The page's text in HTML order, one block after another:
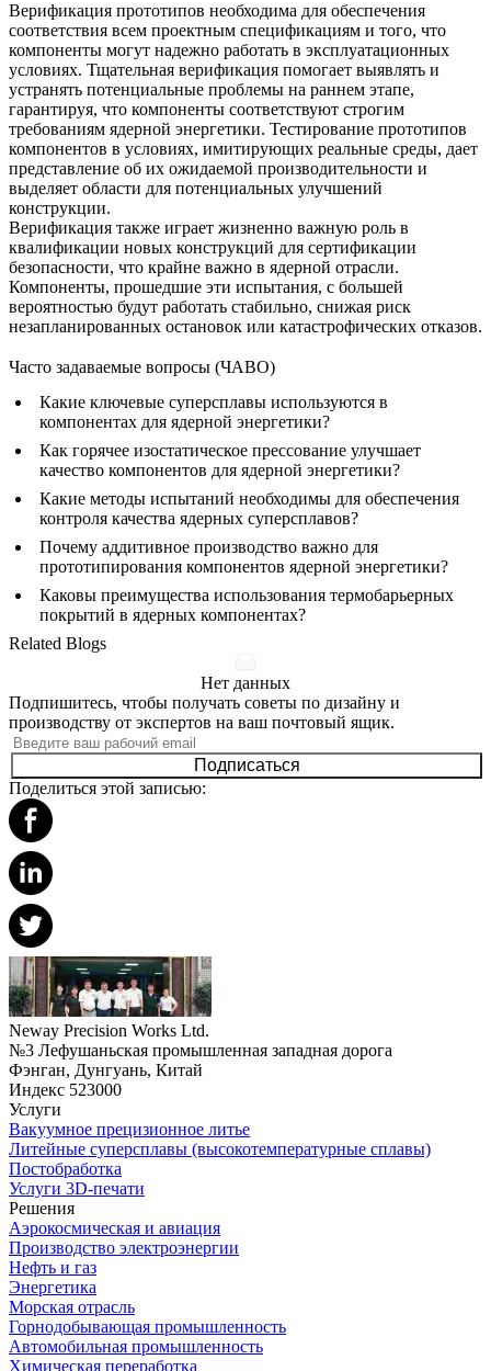
Верификация прототипов необходима для обеспечения
соответствия всем проектным спецификациям и того, что
компоненты могут надежно работать в эксплуатационных
условиях. Тщательная верификация помогает выявлять и
устранять потенциальные проблемы на раннем этапе,
гарантируя, что компоненты соответствуют строгим
требованиям ядерной энергетики. Тестирование прототипов
компонентов в условиях, имитирующих реальные среды, дает
представление об их ожидаемой производительности и
выделяет области для потенциальных улучшений
конструкции.
Верификация также играет жизненно важную роль в
квалификации новых конструкций для сертификации
безопасности, что крайне важно в ядерной отрасли.
Компоненты, прошедшие эти испытания, с большей
вероятностью будут работать стабильно, снижая риск
незапланированных остановок или катастрофических отказов.
Часто задаваемые вопросы (ЧАВО)
Какие ключевые суперсплавы используются в
компонентах для ядерной энергетики?
Как горячее изостатическое прессование улучшает
качество компонентов для ядерной энергетики?
Какие методы испытаний необходимы для обеспечения
контроля качества ядерных суперсплавов?
Почему аддитивное производство важно для
прототипирования компонентов ядерной энергетики?
Каковы преимущества использования термобарьерных
покрытий в ядерных компонентах?
Related Blogs
Нет данных
Подпишитесь, чтобы получать советы по дизайну и
производству от экспертов на ваш почтовый ящик.
Подписаться
Поделиться этой записью:
Neway Precision Works Ltd.
№3 Лефушаньская промышленная западная дорога
Фэнган, Дунгуань, Китай
Индекс 523000
Услуги
Вакуумное прецизионное литье
Литейные суперсплавы (высокотемпературные сплавы)
Постобработка
Услуги 3D-печати
Решения
Аэрокосмическая и авиация
Производство электроэнергии
Нефть и газ
Энергетика
Морская отрасль
Горнодобывающая промышленность
Автомобильная промышленность
Химическая переработка